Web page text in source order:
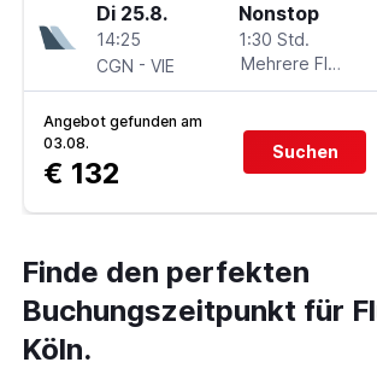
Di 25.8.
14:25
CGN - VIE
Nonstop
1:30 Std.
Mehrere Fluglinien
Angebot gefunden am
03.08.
€ 132
Suchen
Finde den perfekten
Buchungszeitpunkt für
Köln.